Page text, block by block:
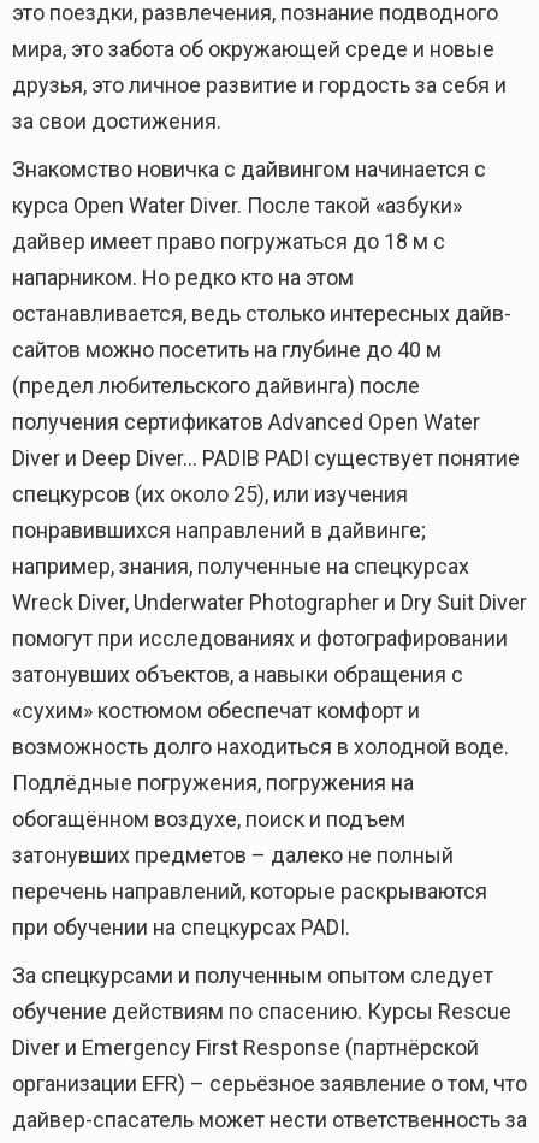
это поездки, развлечения, познание подводного
мира, это забота об окружающей среде и новые
друзья, это личное развитие и гордость за себя и
за свои достижения.
Знакомство новичка с дайвингом начинается с
курса Open Water Diver. После такой «азбуки»
дайвер имеет право погружаться до 18 м с
напарником. Но редко кто на этом
останавливается, ведь столько интересных дайв-
сайтов можно посетить на глубине до 40 м
(предел любительского дайвинга) после
получения сертификатов Advanced Open Water
Diver и Deep Diver… PADIВ PADI существует понятие
спецкурсов (их около 25), или изучения
понравившихся направлений в дайвинге;
например, знания, полученные на спецкурсах
Wreck Diver, Underwater Photographer и Dry Suit Diver
помогут при исследованиях и фотографировании
затонувших объектов, а навыки обращения с
«сухим» костюмом обеспечат комфорт и
возможность долго находиться в холодной воде.
Подлёдные погружения, погружения на
обогащённом воздухе, поиск и подъем
затонувших предметов – далеко не полный
перечень направлений, которые раскрываются
при обучении на спецкурсах PADI.
За спецкурсами и полученным опытом следует
обучение действиям по спасению. Курсы Rescue
Diver и Emergency First Response (партнёрской
организации EFR) – серьёзное заявление о том, что
дайвер-спасатель может нести ответственность за